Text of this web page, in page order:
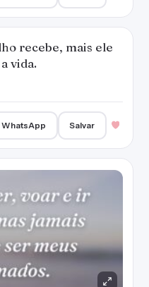
filhos amados.
pais quando
esforçamos pelos